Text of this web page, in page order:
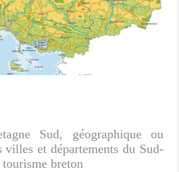
Sud, géographique ou
villes et départements du Sud-
breton